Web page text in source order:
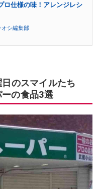
ロ仕様の味！アレンジレシ
オシ編集部
のスマイルたち
の食品3選